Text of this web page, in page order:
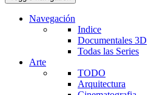
Navegación
Indice
Documentales 3D
Todas las Series
Arte
TODO
Arquitectura